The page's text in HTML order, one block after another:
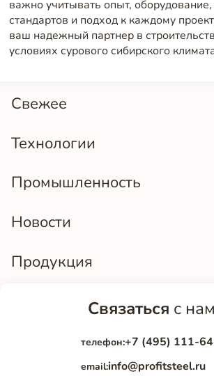
Свежее
Технологии
Промышленность
Новости
Продукция
важно учитывать опыт,
стандартов и подход к каждому
ваш надежный партнер в
условиях сурового сибирского
Связаться с
телефон:+7 (495) 111-
email:info@profitsteel.ru